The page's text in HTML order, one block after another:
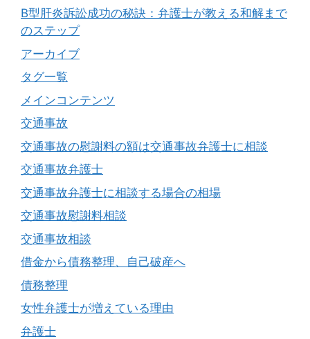
B型肝炎訴訟成功の秘訣：弁護士が教える和解まで
のステップ
アーカイブ
タグ一覧
メインコンテンツ
交通事故
交通事故の慰謝料の額は交通事故弁護士に相談
交通事故弁護士
交通事故弁護士に相談する場合の相場
交通事故慰謝料相談
交通事故相談
借金から債務整理、自己破産へ
債務整理
女性弁護士が増えている理由
弁護士